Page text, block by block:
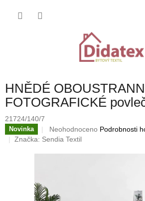
HNĚDÉ
FOTOGRAFICKÉ
21724/140/7
Novinka
Průměrné
hodnocení
hvězdiček.
Neohodnoceno Podrobnosti
Značka: Sendia Textil